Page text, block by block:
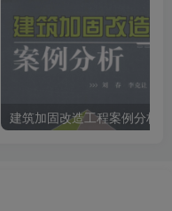
建筑加固改造工程案例分析